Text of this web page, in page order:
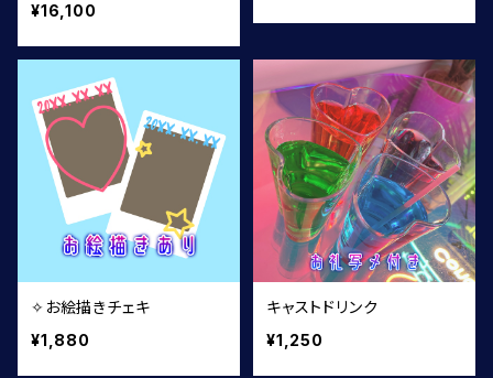
¥16,100
✧お絵描きチェキ
¥1,880
キャストドリンク
¥1,250